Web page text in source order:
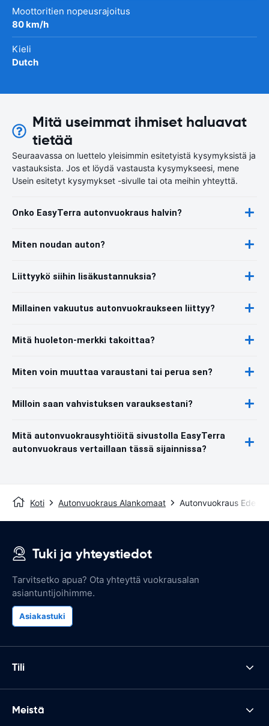
Moottoritien nopeusrajoitus
80 km/h
Kieli
Dutch
Mitä useimmat ihmiset haluavat
tietää
Seuraavassa on luettelo yleisimmin esitetyistä kysymyksistä ja
vastauksista. Jos et löydä vastausta kysymykseesi, mene
Usein esitetyt kysymykset -sivulle tai ota meihin yhteyttä.
Onko EasyTerra autonvuokraus halvin?
Miten noudan auton?
Liittyykö siihin lisäkustannuksia?
Millainen vakuutus autonvuokraukseen liittyy?
Mitä huoleton-merkki takoittaa?
Miten voin muuttaa varaustani tai perua sen?
Milloin saan vahvistuksen varauksestani?
Mitä autonvuokrausyhtiöitä sivustolla EasyTerra
autonvuokraus vertaillaan tässä sijainnissa?
Koti Autonvuokraus Alankomaat Autonvuokraus Ede
Tuki ja yhteystiedot
Tarvitsetko apua? Ota yhteyttä vuokrausalan
asiantuntijoihimme.
Asiakastuki
Tili
Meistä